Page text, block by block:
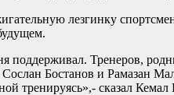
лезгинку
поддерживал. Тренеров,
Бостанов и Рамазан
тренируясь»,- сказал Кемал